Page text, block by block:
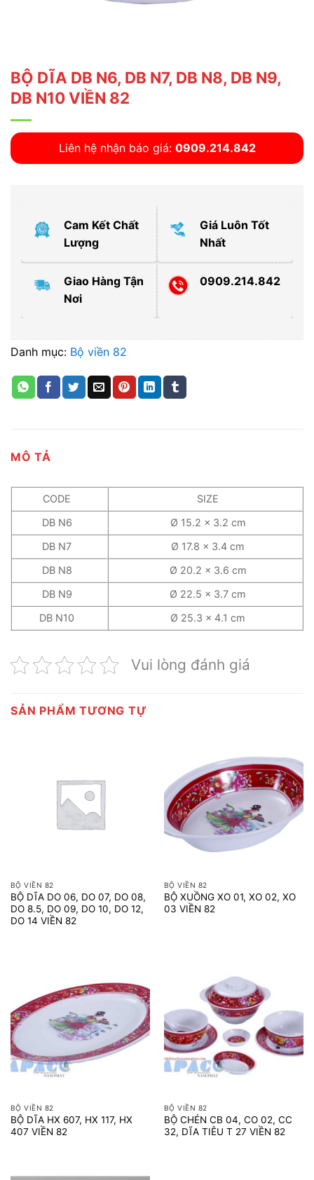
BỘ DĨA DB N6, DB N7, DB N8, DB N9,
DB N10 VIỀN 82
Liên hệ nhận báo giá: 0909.214.842
Cam Kết Chất
Lượng
Giá Luôn Tốt
Nhất
Giao Hàng Tận
Nơi
0909.214.842
Danh mục: Bộ viền 82
MÔ TẢ
CODE
SIZE
DB N6
Ø 15.2 x 3.2 cm
DB N7
Ø 17.8 x 3.4 cm
DB N8
Ø 20.2 x 3.6 cm
DB N9
Ø 22.5 x 3.7 cm
DB N10
Ø 25.3 x 4.1 cm
Vui lòng đánh giá
SẢN PHẨM TƯƠNG TỰ
BỘ VIỀN 82
BỘ DĨA DO 06, DO 07, DO 08,
DO 8.5, DO 09, DO 10, DO 12,
DO 14 VIỀN 82
BỘ VIỀN 82
BỘ XUỒNG XO 01, XO 02, XO
03 VIỀN 82
BỘ VIỀN 82
BỘ DĨA HX 607, HX 117, HX
407 VIỀN 82
BỘ VIỀN 82
BỘ CHÉN CB 04, CO 02, CC
32, DĨA TIÊU T 27 VIỀN 82